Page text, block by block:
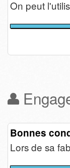
On peut
Bonnes
Lors de sa